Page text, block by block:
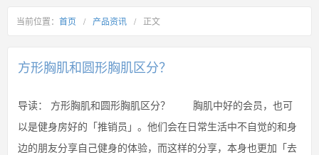
当前位置： 首页 / 产品资讯 / 正文
方形胸肌和圆形胸肌区分？
导读：
方形胸肌和圆形胸肌区分？ 胸肌中好的会员，也可
以是健身房好的「推销员」。他们会在日常生活中不自觉的和身
边的朋友分享自己健身的体验，而这样的分享，本身也更加「去